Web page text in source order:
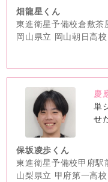
畑龍星くん
東進衛星予備校倉敷茶
岡山県立 岡山朝日高校
no
image
慶
単
せ
保坂凌歩くん
東進衛星予備校甲府駅
山梨県立 甲府第一高校